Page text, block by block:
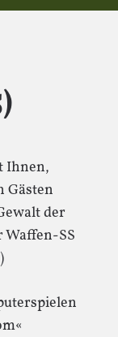
Ihnen,
Gästen
der
Waffen-SS